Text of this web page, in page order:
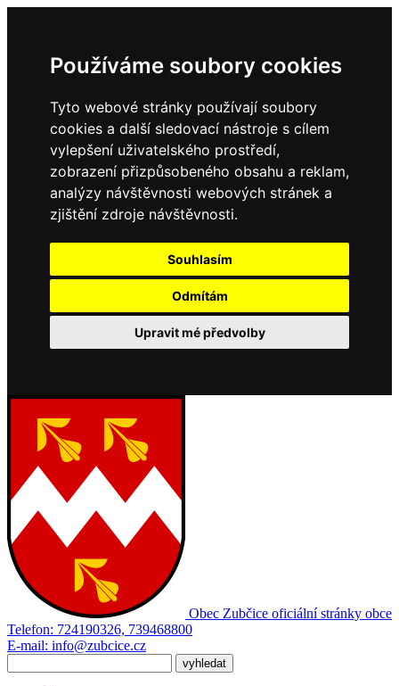
Používáme soubory cookies
Tyto webové stránky používají soubory
cookies a další sledovací nástroje s cílem
vylepšení uživatelského prostředí,
zobrazení přizpůsobeného obsahu a reklam,
analýzy návštěvnosti webových stránek a
zjištění zdroje návštěvnosti.
Souhlasím
Odmítám
Upravit mé předvolby
Obec Zubčice oficiální stránky obce
Telefon: 724190326, 739468800
E-mail: info@zubcice.cz